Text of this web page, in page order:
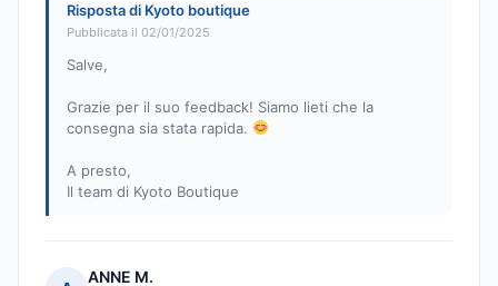
Risposta di Kyoto boutique
Pubblicata il 02/01/2025
Salve,
Grazie per il suo feedback! Siamo lieti che la
consegna sia stata rapida.
A presto,
Il team di Kyoto Boutique
ANNE M.